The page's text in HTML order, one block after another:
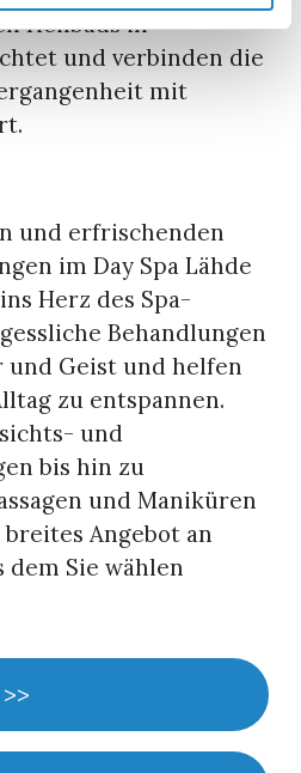
Heilbads in
und verbinden die
mit
und erfrischenden
im Day Spa Lähde
Herz des Spa-
Behandlungen
und Geist und helfen
zu entspannen.
und
bis hin zu
und Maniküren
Angebot an
dem Sie wählen